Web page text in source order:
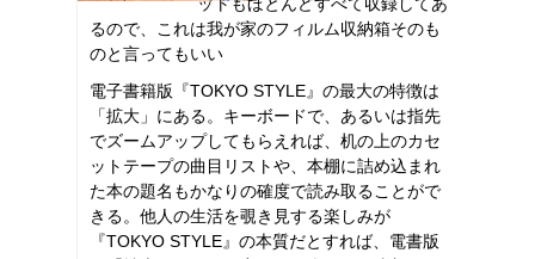
るので、これは我が家のフィルム収納箱そのも
のと言ってもいい
電子書籍版『TOKYO STYLE』の最大の特徴は
「拡大」にある。キーボードで、あるいは指先
でズームアップしてもらえれば、机の上のカセ
ットテープの曲目リストや、本棚に詰め込まれ
た本の題名もかなりの確度で読み取ることがで
きる。他人の生活を覗き見する楽しみが
『TOKYO STYLE』の本質だとすれば、電書版